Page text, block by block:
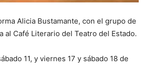
Alicia Bustamante, con el grupo de
Café Literario del Teatro del Estado.
11, y viernes 17 y sábado 18 de